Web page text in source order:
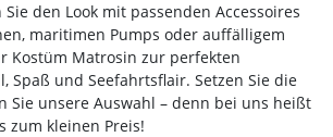
den Look mit passenden Accessoires
maritimen Pumps oder auffälligem
Kostüm Matrosin zur perfekten
Spaß und Seefahrtsflair. Setzen Sie die
Sie unsere Auswahl – denn bei uns heißt
zum kleinen Preis!